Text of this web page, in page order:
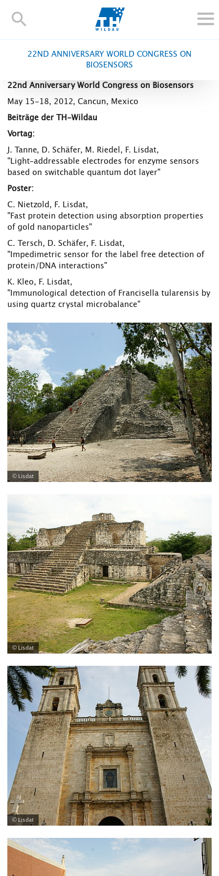
TH-
FORSCHUNG UND TRANSFER
Blogs Kontakt und Anfahrt Webmail Moodle
TH Online-Portal Personensuche English
22ND ANNIVERSARY WORLD CONGRESS ON
BIOSENSORS
22nd Anniversary World Congress on Biosensors
May 15-18, 2012, Cancun, Mexico
Beiträge der TH-Wildau
Vortag:
J. Tanne, D. Schäfer, M. Riedel, F. Lisdat,
"Light-addressable electrodes for enzyme sensors
based on switchable quantum dot layer"
Poster:
C. Nietzold, F. Lisdat,
"Fast protein detection using absorption properties
of gold nanoparticles"
C. Tersch, D. Schäfer, F. Lisdat,
"Impedimetric sensor for the label free detection of
protein/DNA interactions"
K. Kleo, F. Lisdat,
"Immunological detection of Francisella tularensis by
using quartz crystal microbalance"
© Lisdat
© Lisdat
© Lisdat